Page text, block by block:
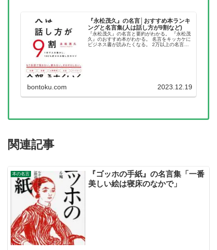
『永松茂久』の名言│おすすめ本ランキ
ングと名言集(人は話し方が9割など)
『永松茂久』の名言と要約がわかる。 『永松茂
久』のおすすめ本がわかる。 名言をキッカケに
ビジネス書が読みたくなる。 2万以上の名言を
bontoku.com 2023.12.19
関連記事
本の名言
『ゴッホの手紙』の名言集「一番
美しい絵は寝床のなかで」